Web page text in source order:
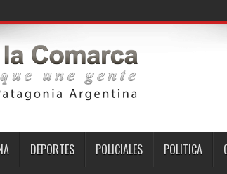
DEPORTES POLICIALES POLITICA